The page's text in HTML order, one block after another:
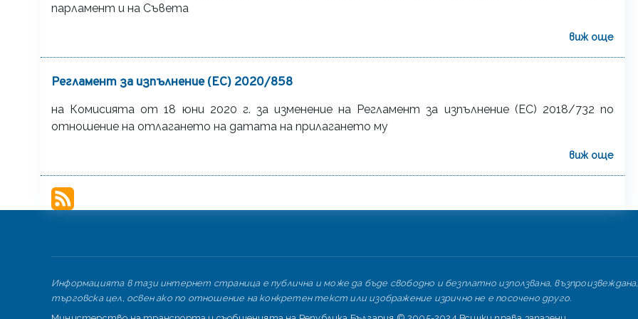
парламент и на Съвета
виж още
Регламент за изпълнение (ЕС) 2020/858
на Комисията от 18 юни 2020 г. за изменение на Регламент за изпълнение (ЕС) 2018/732 по
отношение на отлагането на датата на прилагането му
виж още
Информацията в тази интернет страница е публична и може да бъде свободно и безплатно използвана,
търговска цел, освен ако по отношение на конкретен текст или изображение изрично не е посочено друго.